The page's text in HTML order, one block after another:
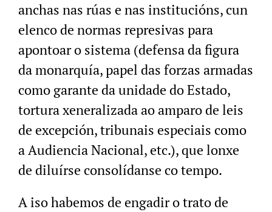
anchas nas rúas e nas institucións, cun
elenco de normas represivas para
apontoar o sistema (defensa da figura
da monarquía, papel das forzas armadas
como garante da unidade do Estado,
tortura xeneralizada ao amparo de leis
de excepción, tribunais especiais como
a Audiencia Nacional, etc.), que lonxe
de diluírse consolídanse co tempo.
A iso habemos de engadir o trato de